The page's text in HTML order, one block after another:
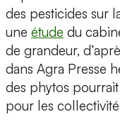
des pesticides sur
une étude du
de grandeur,
dans Agra Presse
des phytos
pour les